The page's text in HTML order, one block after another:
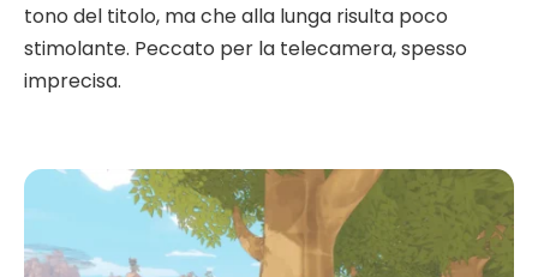
tono del titolo, ma che alla lunga risulta poco
stimolante. Peccato per la telecamera, spesso
imprecisa.